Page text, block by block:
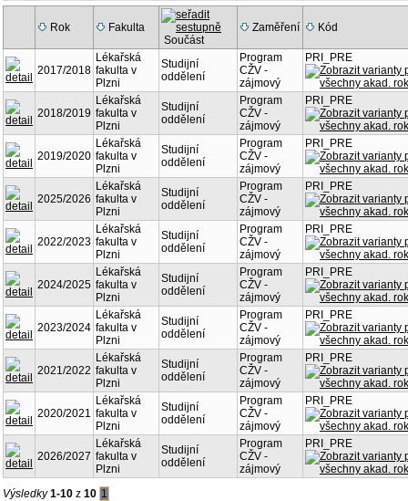
Rok
Fakulta
Součást
Zaměření Kód
2017/2018
Lékařská
fakulta v
Plzni
Studijní
oddělení
Program
CŽV -
zájmový
PRI_PRE
2018/2019
Lékařská
fakulta v
Plzni
Studijní
oddělení
Program
CŽV -
zájmový
PRI_PRE
2019/2020
Lékařská
fakulta v
Plzni
Studijní
oddělení
Program
CŽV -
zájmový
PRI_PRE
2025/2026
Lékařská
fakulta v
Plzni
Studijní
oddělení
Program
CŽV -
zájmový
PRI_PRE
2022/2023
Lékařská
fakulta v
Plzni
Studijní
oddělení
Program
CŽV -
zájmový
PRI_PRE
2024/2025
Lékařská
fakulta v
Plzni
Studijní
oddělení
Program
CŽV -
zájmový
PRI_PRE
2023/2024
Lékařská
fakulta v
Plzni
Studijní
oddělení
Program
CŽV -
zájmový
PRI_PRE
2021/2022
Lékařská
fakulta v
Plzni
Studijní
oddělení
Program
CŽV -
zájmový
PRI_PRE
2020/2021
Lékařská
fakulta v
Plzni
Studijní
oddělení
Program
CŽV -
zájmový
PRI_PRE
2026/2027
Lékařská
fakulta v
Plzni
Studijní
oddělení
Program
CŽV -
zájmový
PRI_PRE
Výsledky1-10 z 10 1